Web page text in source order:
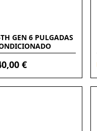
GEN 6 PULGADAS
€